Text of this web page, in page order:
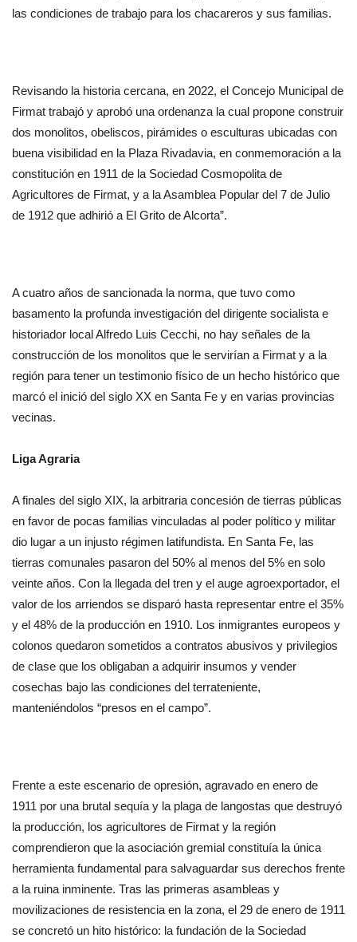
las condiciones de trabajo para los chacareros y sus familias.
Revisando la historia cercana, en 2022, el Concejo Municipal de
Firmat trabajó y aprobó una ordenanza la cual propone construir
dos monolitos, obeliscos, pirámides o esculturas ubicadas con
buena visibilidad en la Plaza Rivadavia, en conmemoración a la
constitución en 1911 de la Sociedad Cosmopolita de
Agricultores de Firmat, y a la Asamblea Popular del 7 de Julio
de 1912 que adhirió a El Grito de Alcorta”.
A cuatro años de sancionada la norma, que tuvo como
basamento la profunda investigación del dirigente socialista e
historiador local Alfredo Luis Cecchi, no hay señales de la
construcción de los monolitos que le servirían a Firmat y a la
región para tener un testimonio físico de un hecho histórico que
marcó el inició del siglo XX en Santa Fe y en varias provincias
vecinas.
Liga Agraria
A finales del siglo XIX, la arbitraria concesión de tierras públicas
en favor de pocas familias vinculadas al poder político y militar
dio lugar a un injusto régimen latifundista. En Santa Fe, las
tierras comunales pasaron del 50% al menos del 5% en solo
veinte años. Con la llegada del tren y el auge agroexportador, el
valor de los arriendos se disparó hasta representar entre el 35%
y el 48% de la producción en 1910. Los inmigrantes europeos y
colonos quedaron sometidos a contratos abusivos y privilegios
de clase que los obligaban a adquirir insumos y vender
cosechas bajo las condiciones del terrateniente,
manteniéndolos “presos en el campo”.
Frente a este escenario de opresión, agravado en enero de
1911 por una brutal sequía y la plaga de langostas que destruyó
la producción, los agricultores de Firmat y la región
comprendieron que la asociación gremial constituía la única
herramienta fundamental para salvaguardar sus derechos frente
a la ruina inminente. Tras las primeras asambleas y
movilizaciones de resistencia en la zona, el 29 de enero de 1911
se concretó un hito histórico: la fundación de la Sociedad